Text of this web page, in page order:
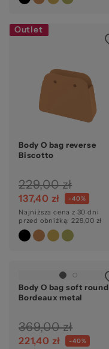
Outlet
Body O bag reverse
Biscotto
229,00 zł
137,40 zł -40%
Najniższa cena z 30 dni
przed obniżką: 229,00 zł
Body O bag soft round
Bordeaux metal
369,00 zł
221,40 zł -40%